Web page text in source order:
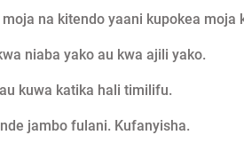
na kitendo yaani kupokea moja
niaba yako au kwa ajili yako.
kuwa katika hali timilifu.
jambo fulani. Kufanyisha.